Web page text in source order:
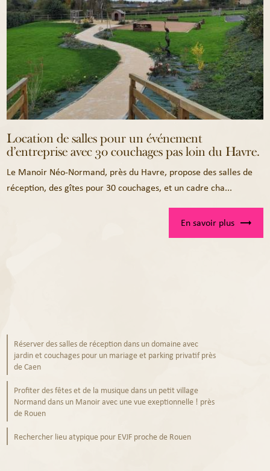
Location de salles pour un événement
d’entreprise avec 30 couchages pas loin du Havre.
Le Manoir Néo-Normand, près du Havre, propose des salles de
réception, des gîtes pour 30 couchages, et un cadre cha...
En savoir plus
Réserver des salles de réception dans un domaine avec
jardin et couchages pour un mariage et parking privatif près
de Caen
Profiter des fêtes et de la musique dans un petit village
Normand dans un Manoir avec une vue exeptionnelle ! près
de Rouen
Rechercher lieu atypique pour EVJF proche de Rouen